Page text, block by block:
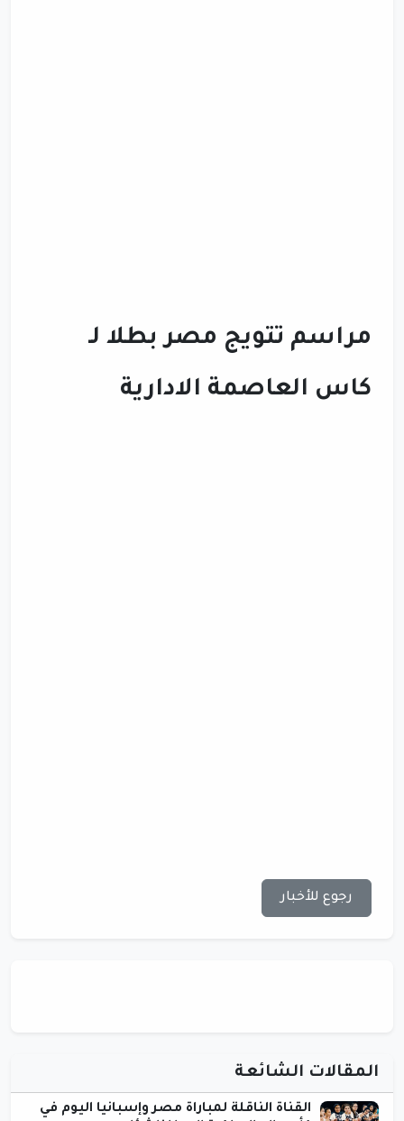
مراسم تتويج مصر بطلا لـ
كاس العاصمة الادارية
رجوع للأخبار
المقالات الشائعة
القناة الناقلة لمباراة مصر وإسبانيا اليوم في